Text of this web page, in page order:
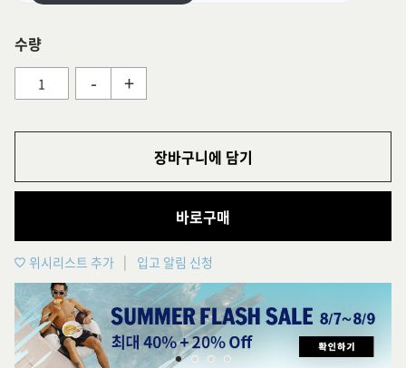
수량
- +
장바구니에 담기
바로구매
위시리스트 추가 입고 알림 신청